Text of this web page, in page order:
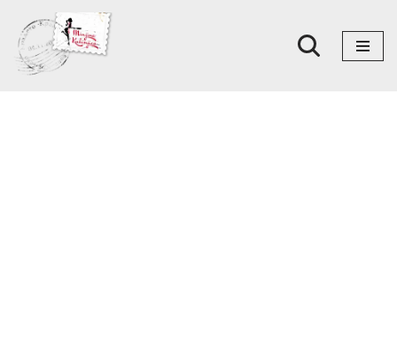
Skoči
na